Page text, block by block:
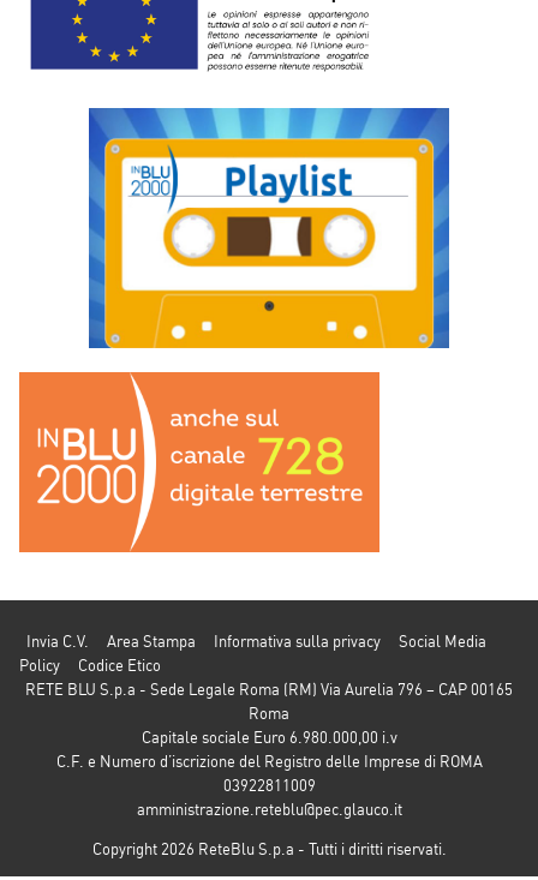
Invia C.V. Area Stampa Informativa sulla privacy
Social Media
Policy
Codice Etico
RETE BLU S.p.a - Sede Legale Roma (RM) Via Aurelia 796 – CAP 00165
Roma
Capitale sociale Euro 6.980.000,00 i.v
C.F. e Numero d’iscrizione del Registro delle Imprese di ROMA
03922811009
amministrazione.reteblu@pec.glauco.it
Copyright 2026 ReteBlu S.p.a - Tutti i diritti riservati.